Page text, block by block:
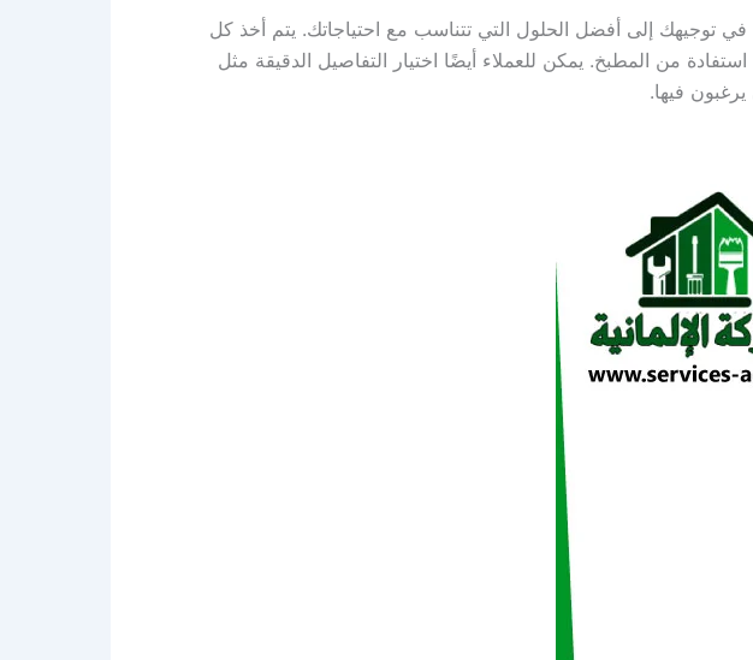
توجيهك إلى أفضل الحلول التي تتناسب مع احتياجاتك. يتم أخذ كل
من المطبخ. يمكن للعملاء أيضًا اختيار التفاصيل الدقيقة مثل
فيها.